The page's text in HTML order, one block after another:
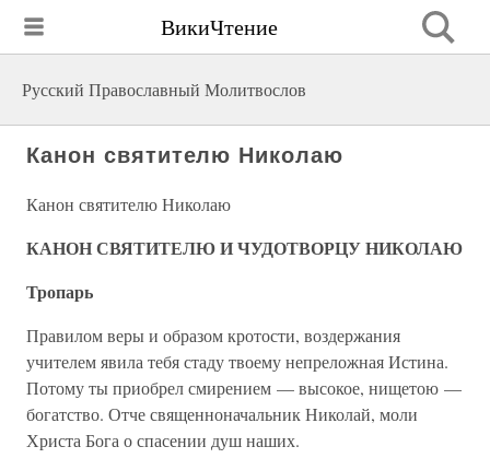
ВикиЧтение
Русский Православный Молитвослов
Канон святителю Николаю
Канон святителю Николаю
КАНОН СВЯТИТЕЛЮ И ЧУДОТВОРЦУ НИКОЛАЮ
Тропарь
Правилом веры и образом кротости, воздержания
учителем явила тебя стаду твоему непреложная Истина.
Потому ты приобрел смирением — высокое, нищетою —
богатство. Отче священноначальник Николай, моли
Христа Бога о спасении душ наших.